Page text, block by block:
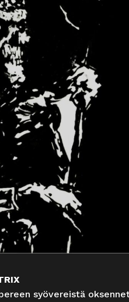
syövereistä